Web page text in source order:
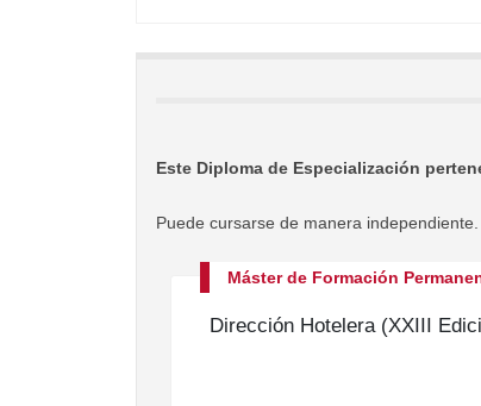
Este Diploma de Especialización
Puede cursarse de manera independiente.
Máster de Formación
Dirección Hotelera (XXIII